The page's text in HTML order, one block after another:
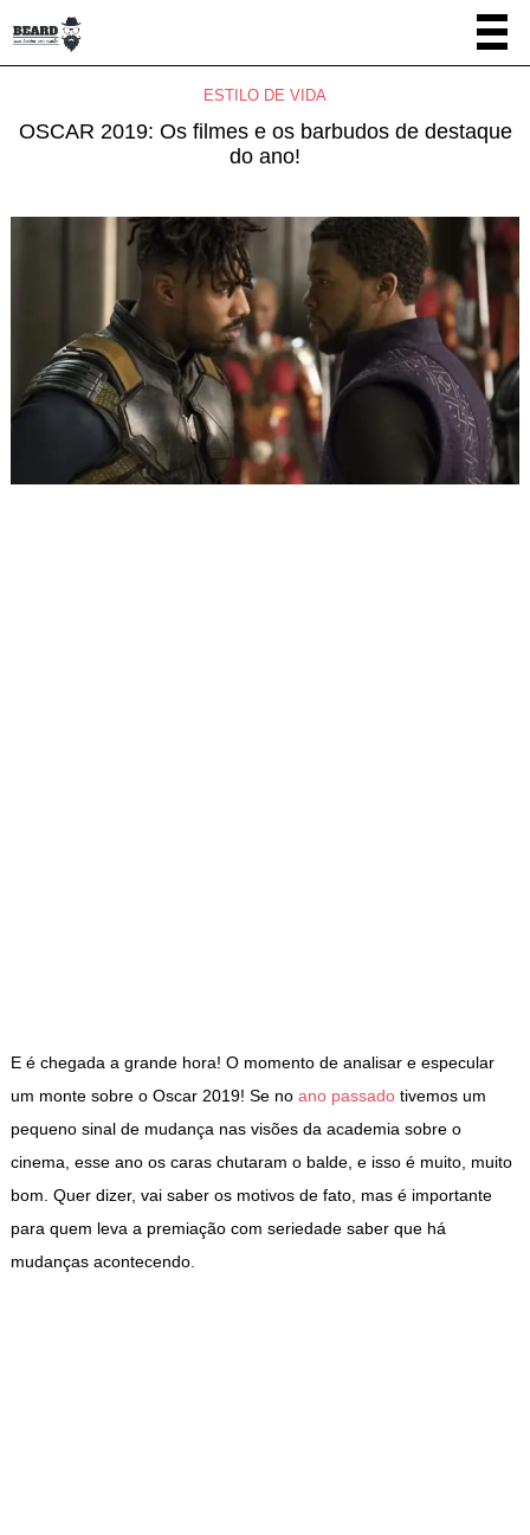
ESTILO DE VIDA
OSCAR 2019: Os filmes e os barbudos de destaque
do ano!
E é chegada a grande hora! O momento de analisar e especular
um monte sobre o Oscar 2019! Se no ano passadotivemos um
pequeno sinal de mudança nas visões da academia sobre o
cinema, esse ano os caras chutaram o balde, e isso é muito, muito
bom. Quer dizer, vai saber os motivos de fato, mas é importante
para quem leva a premiação com seriedade saber que há
mudanças acontecendo.